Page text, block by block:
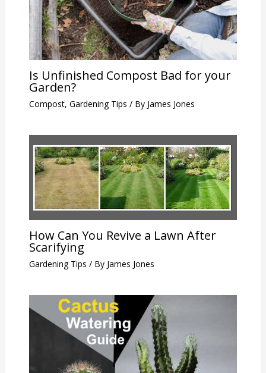
Is Unfinished Compost Bad for your
Garden?
Compost, Gardening Tips / By James Jones
How Can You Revive a Lawn After
Scarifying
Gardening Tips / By James Jones